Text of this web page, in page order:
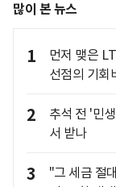
많이 본 뉴스
1
먼저 맺은
선점의 기회
2
추석 전 '민
서 받나
3
"그 세금 절